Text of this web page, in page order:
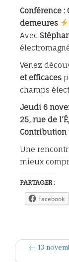
Conférence
demeures
Avec
Venez
et efficaces
champs
Jeudi 6
25, rue de
Contribution
Une
mieux
PARTAGER :
Facebook
← 13